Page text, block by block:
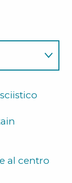
al centro